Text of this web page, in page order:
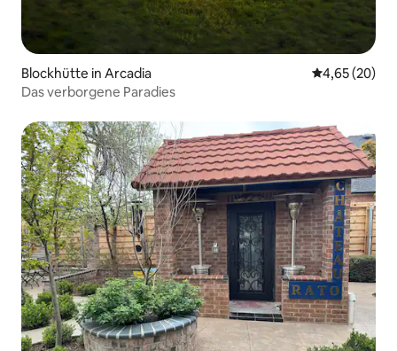
Blockhütte in Arcadia
4,65 (20)
Das verborgene Paradies